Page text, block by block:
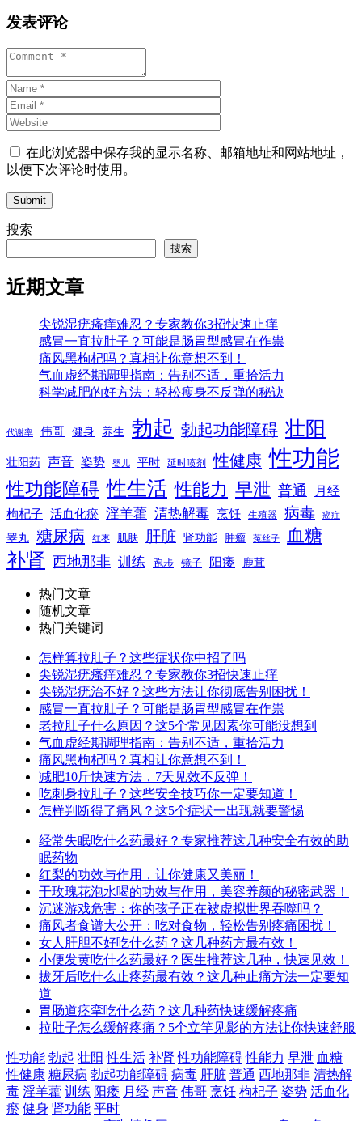
发表评论
在此浏览器中保存我的显示名称、邮箱地址和网站地址，
以便下次评论时使用。
Submit
搜索
搜索
近期文章
尖锐湿疣瘙痒难忍？专家教你3招快速止痒
感冒一直拉肚子？可能是肠胃型感冒在作祟
痛风黑枸杞吗？真相让你意想不到！
气血虚经期调理指南：告别不适，重拾活力
科学减肥的好方法：轻松瘦身不反弹的秘诀
代谢率 伟哥 健身 养生 勃起 勃起功能障碍 壮阳
壮阳药 声音 姿势 婴儿 平时 延时喷剂 性健康 性功能
性功能障碍 性生活 性能力 早泄 普通 月经
枸杞子 活血化瘀 淫羊藿 清热解毒 烹饪 生殖器 病毒 癌症
睾丸 糖尿病 红枣 肌肤 肝脏 肾功能 肿瘤 菟丝子 血糖
补肾 西地那非 训练 跑步 镜子 阳痿 鹿茸
热门文章
随机文章
热门关键词
怎样算拉肚子？这些症状你中招了吗
尖锐湿疣瘙痒难忍？专家教你3招快速止痒
尖锐湿疣治不好？这些方法让你彻底告别困扰！
感冒一直拉肚子？可能是肠胃型感冒在作祟
老拉肚子什么原因？这5个常见因素你可能没想到
气血虚经期调理指南：告别不适，重拾活力
痛风黑枸杞吗？真相让你意想不到！
减肥10斤快速方法，7天见效不反弹！
吃刺身拉肚子？这些安全技巧你一定要知道！
怎样判断得了痛风？这5个症状一出现就要警惕
经常失眠吃什么药最好？专家推荐这几种安全有效的助
眠药物
红梨的功效与作用，让你健康又美丽！
干玫瑰花泡水喝的功效与作用，美容养颜的秘密武器！
沉迷游戏危害：你的孩子正在被虚拟世界吞噬吗？
痛风者食谱大公开：吃对食物，轻松告别疼痛困扰！
女人肝胆不好吃什么药？这几种药方最有效！
小便发黄吃什么药最好？医生推荐这几种，快速见效！
拔牙后吃什么止疼药最有效？这几种止痛方法一定要知
道
胃肠道痉挛吃什么药？这几种药快速缓解疼痛
拉肚子怎么缓解疼痛？5个立竿见影的方法让你快速舒服
性功能 勃起 壮阳 性生活 补肾 性功能障碍 性能力 早泄 血糖
性健康 糖尿病 勃起功能障碍 病毒 肝脏 普通 西地那非 清热解
毒 淫羊藿 训练 阳痿 月经 声音 伟哥 烹饪 枸杞子 姿势 活血化
瘀 健身 肾功能 平时